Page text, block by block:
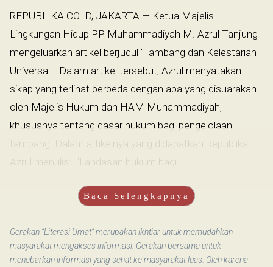
REPUBLIKA.CO.ID, JAKARTA — Ketua Majelis
Lingkungan Hidup PP Muhammadiyah M. Azrul Tanjung
mengeluarkan artikel berjudul 'Tambang dan Kelestarian
Universal'. Dalam artikel tersebut, Azrul menyatakan
sikap yang terlihat berbeda dengan apa yang disuarakan
oleh Majelis Hukum dan HAM Muhammadiyah,
khususnya tentang dasar hukum bagi pengelolaan
tambang. Dalam artikelnya yang didapatkan Republika,
Azrul menulis: "Landasan hukum bagi...
Baca Selengkapnya
Gerakan “Literasi Umat” merupakan ikhtiar untuk memudahkan
masyarakat mengakses informasi. Gerakan bersama untuk
menebarkan informasi yang sehat ke masyarakat luas. Oleh karena